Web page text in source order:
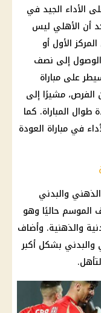
الأداء الجيد في
أن الأهلي ليس
الأول أو
والوصول إلى نصف
على مباراة
الفرص، مشيرًا إلى
المباراة. كما
في مباراة العودة
والبدني
حاليًا وهو
والذهنية. وأضاف
بشكل أكبر